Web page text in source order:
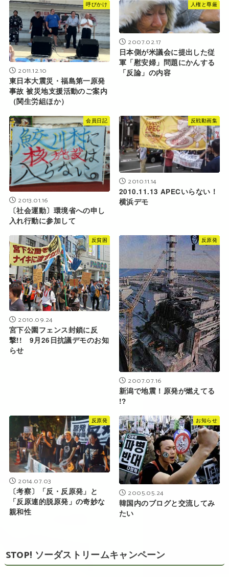
呼びかけ
2011.12.10
東日本大震災・福島第一原発
事故 被災地支援活動のご案内
（関生労組ほか）
人権と尊厳
2007.02.17
日本側が米議会に提出した従
軍「慰安婦」問題にかんする
「反論」の内容
会員日記
2013.01.16
〔社会運動〕環境省への申し
入れ行動に参加して
反戦動画集
2010.11.14
2010.11.13 APECいらない！
横浜デモ
反貧困
2010.09.24
宮下公園フェンス封鎖に反
撃!! 9月26日抗議デモのお知
らせ
反原発
2007.07.16
新潟で地震！原発が燃えてる
!?
反原発
2014.07.03
〔考察〕「反・反原発」と
「反原連的脱原発」の奇妙な
親和性
お知らせ
2005.05.24
韓国内のブログと交流してみ
たい
STOP! ソーダストリームキャンペーン